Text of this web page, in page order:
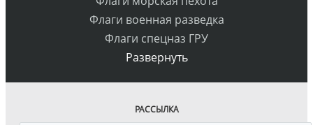
Флаги военная разведка
Флаги спецназ ГРУ
Развернуть
РАССЫЛКА